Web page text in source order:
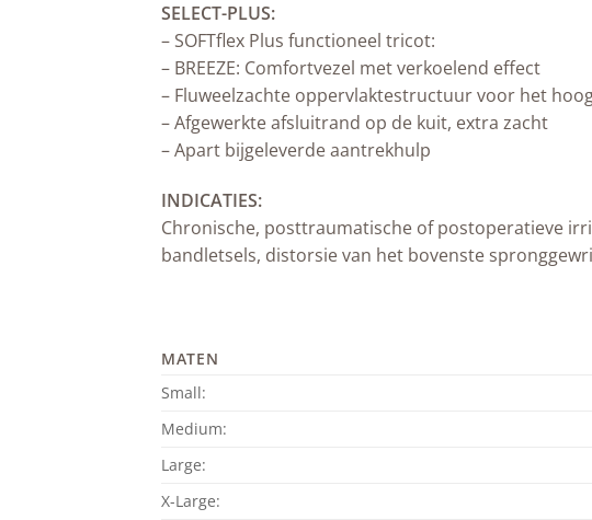
SELECT-PLUS:
– SOFTflex Plus functioneel tricot:
– BREEZE: Comfortvezel met verkoelend effect
– Fluweelzachte oppervlaktestructuur voor het
– Afgewerkte afsluitrand op de kuit, extra zacht
– Apart bijgeleverde aantrekhulp
INDICATIES:
Chronische, posttraumatische of postoperatieve
bandletsels, distorsie van het bovenste
MATEN
Small:
Medium:
Large:
X-Large: